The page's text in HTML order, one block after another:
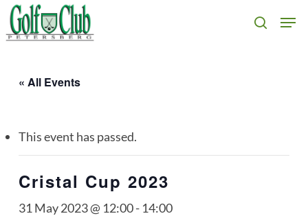
Skip
to
search
« All Events
This event has passed.
Cristal Cup 2023
31 May 2023 @ 12:00- 14:00